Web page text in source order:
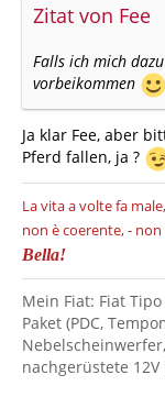
Zitat von Fee
Falls ich mich
vorbeikommen
Ja klar Fee, aber
Pferd fallen, ja ?
La vita a volte fa
non è coerente, - non
Bella!
Mein Fiat: Fiat
Paket (PDC,
nachgerüstete